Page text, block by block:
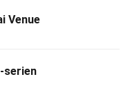
Venue
serien